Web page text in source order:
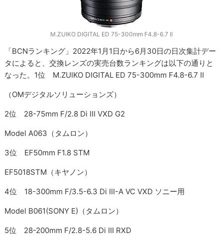
M.ZUIKO DIGITAL ED 75-300mm F4.8-6.7 II
「BCNランキング」2022年1月1日から6月30日の日次集計デー
タによると、交換レンズの実売台数ランキングは以下の通りと
なった。1位 M.ZUIKO DIGITAL ED 75-300mm F4.8-6.7 II
（OMデジタルソリューションズ）
2位 28-75mm F/2.8 Di III VXD G2
Model A063（タムロン）
3位 EF50mm F1.8 STM
EF5018STM（キヤノン）
4位 18-300mm F/3.5-6.3 Di III-A VC VXD ソニー用
Model B061(SONY E)（タムロン）
5位 28-200mm F/2.8-5.6 Di III RXD